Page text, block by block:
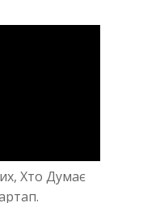
Хто Думає